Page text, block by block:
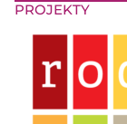
PROJEKTY